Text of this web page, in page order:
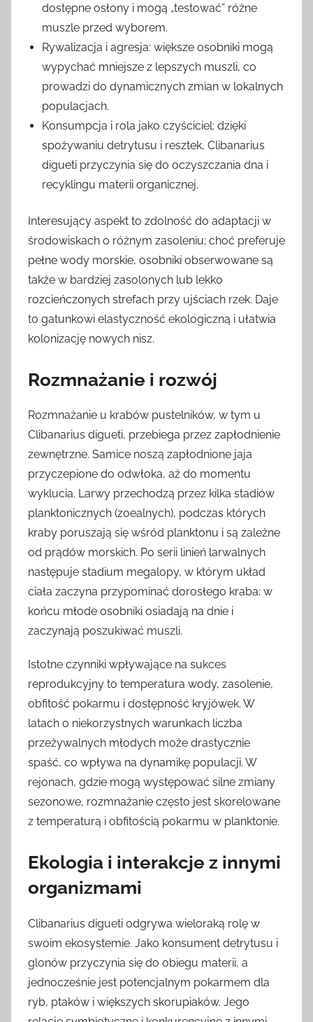
dostępne osłony i mogą „testować” różne
muszle przed wyborem.
Rywalizacja i agresja: większe osobniki mogą
wypychać mniejsze z lepszych muszli, co
prowadzi do dynamicznych zmian w lokalnych
populacjach.
Konsumpcja i rola jako czyściciel: dzięki
spożywaniu detrytusu i resztek, Clibanarius
digueti przyczynia się do oczyszczania dna i
recyklingu materii organicznej.
Interesujący aspekt to zdolność do adaptacji w
środowiskach o różnym zasoleniu; choć preferuje
pełne wody morskie, osobniki obserwowane są
także w bardziej zasolonych lub lekko
rozcieńczonych strefach przy ujściach rzek. Daje
to gatunkowi elastyczność ekologiczną i ułatwia
kolonizację nowych nisz.
Rozmnażanie i rozwój
Rozmnażanie u krabów pustelników, w tym u
Clibanarius digueti, przebiega przez zapłodnienie
zewnętrzne. Samice noszą zapłodnione jaja
przyczepione do odwłoka, aż do momentu
wyklucia. Larwy przechodzą przez kilka stadiów
planktonicznych (zoealnych), podczas których
kraby poruszają się wśród planktonu i są zależne
od prądów morskich. Po serii linień larwalnych
następuje stadium megalopy, w którym układ
ciała zaczyna przypominać dorosłego kraba; w
końcu młode osobniki osiadają na dnie i
zaczynają poszukiwać muszli.
Istotne czynniki wpływające na sukces
reprodukcyjny to temperatura wody, zasolenie,
obfitość pokarmu i dostępność kryjówek. W
latach o niekorzystnych warunkach liczba
przeżywalnych młodych może drastycznie
spaść, co wpływa na dynamikę populacji. W
rejonach, gdzie mogą występować silne zmiany
sezonowe, rozmnażanie często jest skorelowane
z temperaturą i obfitością pokarmu w planktonie.
Ekologia i interakcje z innymi
organizmami
Clibanarius digueti odgrywa wieloraką rolę w
swoim ekosystemie. Jako konsument detrytusu i
glonów przyczynia się do obiegu materii, a
jednocześnie jest potencjalnym pokarmem dla
ryb, ptaków i większych skorupiaków. Jego